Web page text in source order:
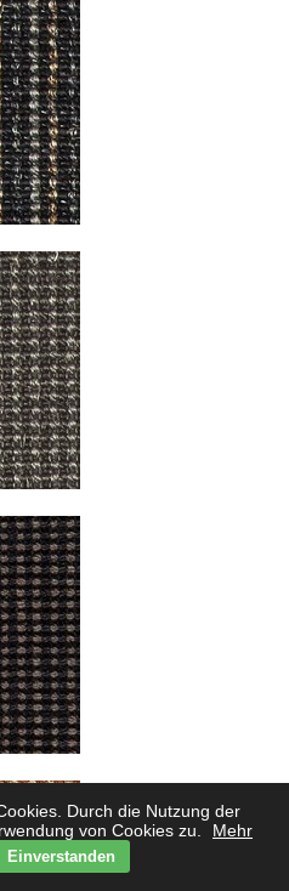
Durch die Nutzung der
von Cookies zu.
Mehr
Einverstanden